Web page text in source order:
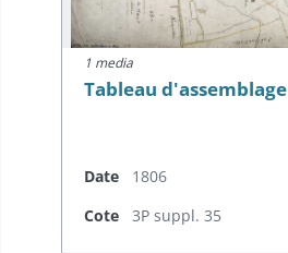
1 media
Tableau d'assemblage
Date
1806
Cote
3P suppl. 35